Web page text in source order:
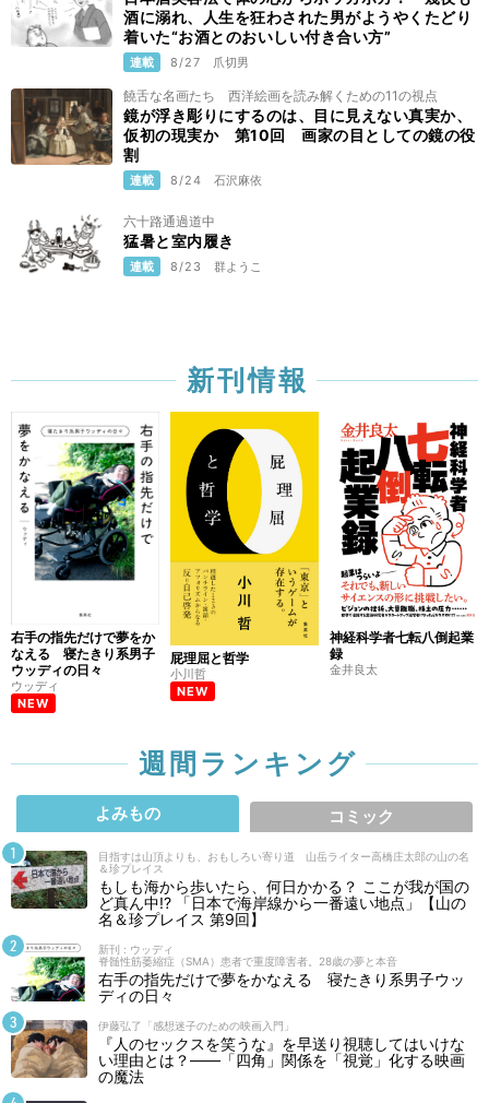
酒に溺れ、人生を狂わされた男がようやくたどり
着いた“お酒とのおいしい付き合い方”
連載 8/27 爪切男
饒舌な名画たち 西洋絵画を読み解くための11の視点
鏡が浮き彫りにするのは、目に見えない真実か、
仮初の現実か 第10回 画家の目としての鏡の役
割
連載 8/24 石沢麻依
六十路通過道中
猛暑と室内履き
連載 8/23 群ようこ
新刊情報
右手の指先だけで夢をか
なえる 寝たきり系男子
ウッディの日々
ウッディ
NEW
屁理屈と哲学
小川哲
NEW
神経科学者七転八倒起業
録
金井良太
週間ランキング
よみもの コミック
目指すは山頂よりも、おもしろい寄り道 山岳ライター高橋庄太郎の山の名
＆珍プレイス
もしも海から歩いたら、何日かかる？ ここが我が国の
ど真ん中!? 「日本で海岸線から一番遠い地点」【山の
名＆珍プレイス 第9回】
新刊 : ウッディ
脊髄性筋萎縮症（SMA）患者で重度障害者。28歳の夢と本音
右手の指先だけで夢をかなえる 寝たきり系男子ウッ
ディの日々
伊藤弘了「感想迷子のための映画入門」
『人のセックスを笑うな』を早送り視聴してはいけな
い理由とは？――「四角」関係を「視覚」化する映画
の魔法